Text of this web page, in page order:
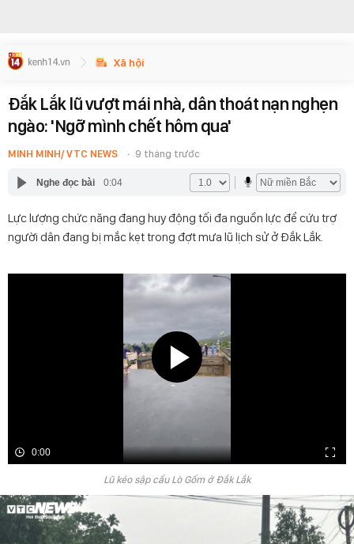
Xã hội
Đắk Lắk lũ vượt mái nhà, dân thoát nạn nghẹn
ngào: 'Ngỡ mình chết hôm qua'
MINH MINH/ VTC NEWS 9 tháng trước
Nghe đọc bài 0:04
Lực lượng chức năng đang huy động tối đa nguồn lực để cứu trợ
người dân đang bị mắc kẹt trong đợt mưa lũ lịch sử ở Đắk Lắk.
0:00
Lũ kéo sập cầu Lò Gốm ở Đắk Lắk